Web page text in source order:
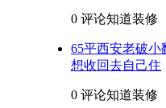
0 评论知道装修
65平西安老破小
想收回去自己住
0 评论知道装修